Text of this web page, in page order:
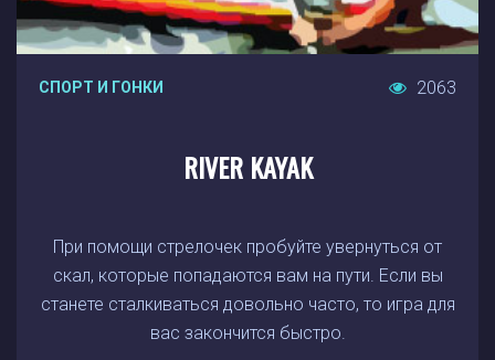
СПОРТ И ГОНКИ 2063
RIVER KAYAK
При помощи стрелочек пробуйте увернуться от
скал, которые попадаются вам на пути. Если вы
станете сталкиваться довольно часто, то игра для
вас закончится быстро.